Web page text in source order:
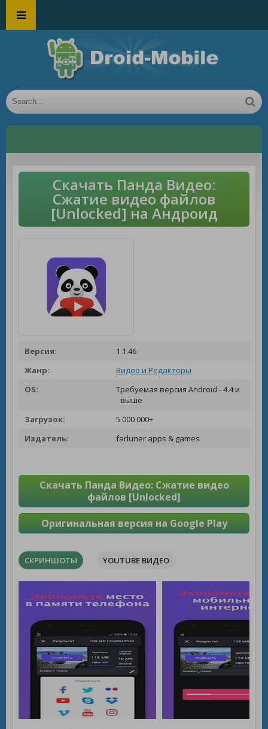
Скачать Панда Видео:
Сжатие видео файлов
[Unlocked] на Андроид
Версия:
1.1.46
Жанр:
Видео и Редакторы
OS:
Требуемая версия Android - 4.4 и
выше
Загрузок:
5 000 000+
Издатель:
farluner apps & games
Скачать Панда Видео: Сжатие видео
файлов [Unlocked]
Оригинальная версия на Google Play
СКРИНШОТЫ YOUTUBE ВИДЕО